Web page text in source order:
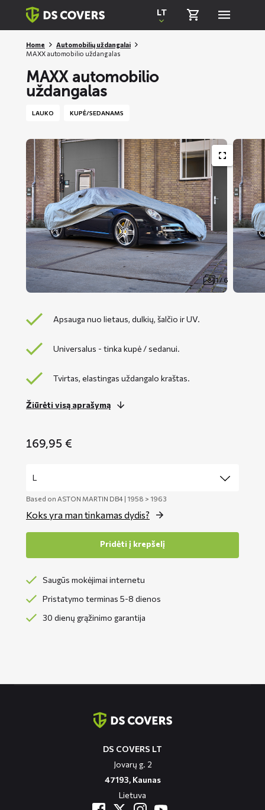
Skiplinks
LT
Home
Automobilių uždangalai
MAXX automobilio uždangalas
MAXX automobilio
uždangalas
LAUKO KUPĖ/SEDANAMS
1 / 6
Apsauga nuo lietaus, dulkių, šalčio ir UV.
Universalus - tinka kupė / sedanui.
Tvirtas, elastingas uždangalo kraštas.
Žiūrėti visą aprašymą
169,95 €
Based on ASTON MARTIN DB4 | 1958 > 1963
Koks yra man tinkamas dydis?
Pridėti į krepšelį
Saugūs mokėjimai internetu
Pristatymo terminas 5-8 dienos
30 dienų grąžinimo garantija
DS COVERS LT
Jovarų g. 2
47193, Kaunas
Lietuva